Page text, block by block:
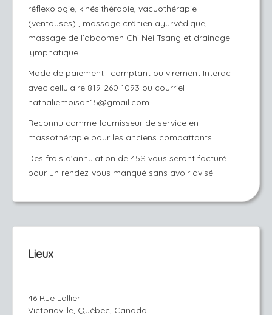
réflexologie, kinésithérapie, vacuothérapie
(ventouses) , massage crânien ayurvédique,
massage de l’abdomen Chi Nei Tsang et drainage
lymphatique .
Mode de paiement : comptant ou virement Interac
avec cellulaire 819-260-1093 ou courriel
nathaliemoisan15@gmail.com.
Reconnu comme fournisseur de service en
massothérapie pour les anciens combattants.
Des frais d’annulation de 45$ vous seront facturé
pour un rendez-vous manqué sans avoir avisé.
Lieux
46 Rue Lallier
Victoriaville, Québec, Canada